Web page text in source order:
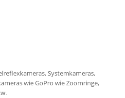
Systemkameras,
wie GoPro wie Zoomringe,